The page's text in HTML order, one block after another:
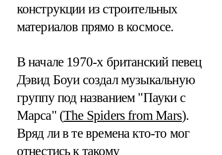
конструкции из строительных
материалов прямо в космосе.
В начале 1970-х британский певец
Дэвид Боуи создал музыкальную
группу под названием "Пауки с
Марса" (The Spiders from Mars).
Вряд ли в те времена кто-то мог
отнестись к такому